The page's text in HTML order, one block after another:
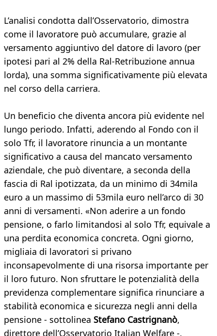
L’analisi condotta dall’Osservatorio, dimostra
come il lavoratore può accumulare, grazie al
versamento aggiuntivo del datore di lavoro (per
ipotesi pari al 2% della Ral-Retribuzione annua
lorda), una somma significativamente più elevata
nel corso della carriera.
Un beneficio che diventa ancora più evidente nel
lungo periodo. Infatti, aderendo al Fondo con il
solo Tfr, il lavoratore rinuncia a un montante
significativo a causa del mancato versamento
aziendale, che può diventare, a seconda della
fascia di Ral ipotizzata, da un minimo di 34mila
euro a un massimo di 53mila euro nell’arco di 30
anni di versamenti. «Non aderire a un fondo
pensione, o farlo limitandosi al solo Tfr, equivale a
una perdita economica concreta. Ogni giorno,
migliaia di lavoratori si privano
inconsapevolmente di una risorsa importante per
il loro futuro. Non sfruttare le potenzialità della
previdenza complementare significa rinunciare a
stabilità economica e sicurezza negli anni della
pensione - sottolinea Stefano Castrignanò,
direttore dell’Osservatorio Italian Welfare -.